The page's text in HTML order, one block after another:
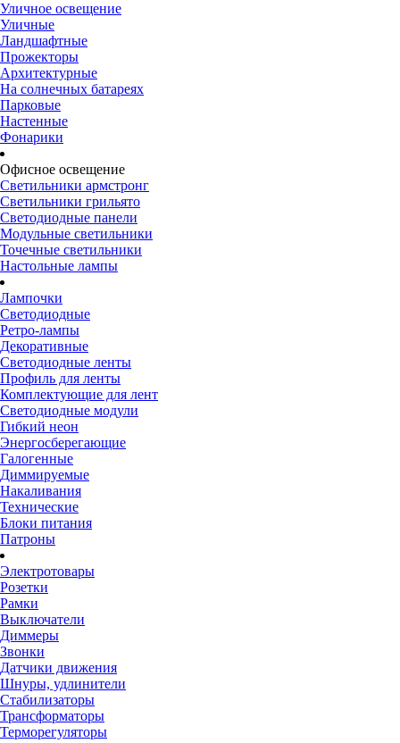
Уличное освещение
Уличные
Ландшафтные
Прожекторы
Архитектурные
На солнечных батареях
Парковые
Настенные
Фонарики
Офисное освещение
Светильники армстронг
Светильники грильято
Светодиодные панели
Модульные светильники
Точечные светильники
Настольные лампы
Лампочки
Светодиодные
Ретро-лампы
Декоративные
Светодиодные ленты
Профиль для ленты
Комплектующие для лент
Светодиодные модули
Гибкий неон
Энергосберегающие
Галогенные
Диммируемые
Накаливания
Технические
Блоки питания
Патроны
Электротовары
Розетки
Рамки
Выключатели
Диммеры
Звонки
Датчики движения
Шнуры, удлинители
Стабилизаторы
Трансформаторы
Терморегуляторы